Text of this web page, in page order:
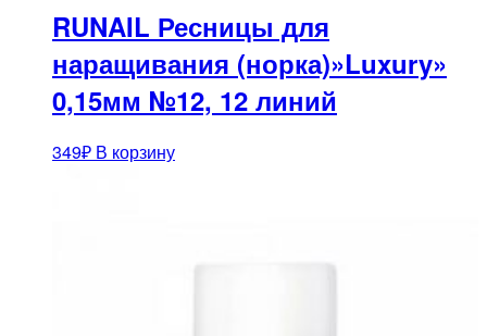
RUNAIL Ресницы для
наращивания (норка)»Luxury»
0,15мм №12, 12 линий
349₽ В корзину